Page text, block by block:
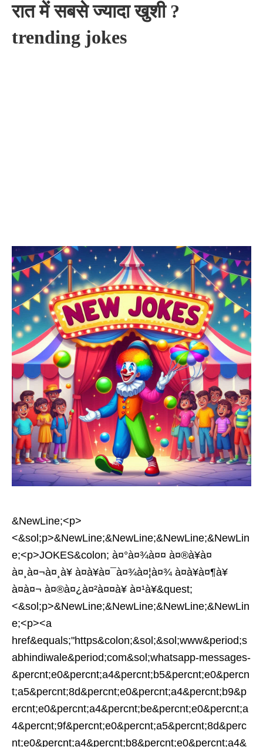
रात में सबसे ज्यादा खुशी ?
trending jokes
&NewLine;<p>
<&sol;p>&NewLine;&NewLine;&NewLine;&NewLin
e;<p>JOKES&colon; à¤°à¤¾à¤¤ à¤®à¥à¤
à¤¸à¤¬à¤¸à¥ à¤à¥à¤¯à¤¾à¤¦à¤¾ à¤à¥à¤¶à¥
à¤à¤¬ à¤®à¤¿à¤²à¤¤à¥ à¤¹à¥&quest;
<&sol;p>&NewLine;&NewLine;&NewLine;&NewLin
e;<p><a
href&equals;"https&colon;&sol;&sol;www&period;s
abhindiwale&period;com&sol;whatsapp-messages-
&percnt;e0&percnt;a4&percnt;b5&percnt;e0&percn
t;a5&percnt;8d&percnt;e0&percnt;a4&percnt;b9&p
ercnt;e0&percnt;a4&percnt;be&percnt;e0&percnt;a
4&percnt;9f&percnt;e0&percnt;a5&percnt;8d&perc
nt;e0&percnt;a4&percnt;b8&percnt;e0&percnt;a4&